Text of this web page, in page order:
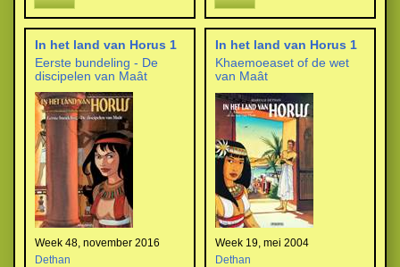
In het land van Horus 1
Eerste bundeling - De
discipelen van Maât
Week 48, november 2016
Dethan
In het land van Horus 1
Khaemoeaset of de wet
van Maât
Week 19, mei 2004
Dethan